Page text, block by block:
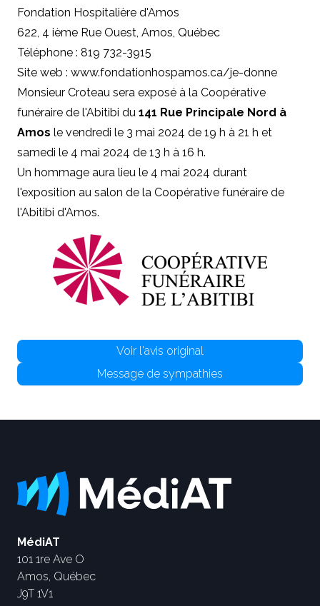
Fondation Hospitalière d'Amos
622, 4 ième Rue Ouest, Amos, Québec
Téléphone : 819 732-3915
Site web : www.fondationhospamos.ca/je-donne
Monsieur Croteau sera exposé à la Coopérative
funéraire de l'Abitibi du 141 Rue Principale Nord à
Amos le vendredi le 3 mai 2024 de 19 h à 21 h et
samedi le 4 mai 2024 de 13 h à 16 h.
Un hommage aura lieu le 4 mai 2024 durant
l'exposition au salon de la Coopérative funéraire de
l'Abitibi d'Amos.
Voir l'avis original
Message de sympathies
MédiAT
101 1re Ave O
Amos, Québec
J9T 1V1